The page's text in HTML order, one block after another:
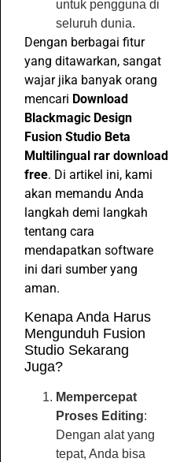
untuk pengguna di
seluruh dunia.
Dengan berbagai fitur
yang ditawarkan, sangat
wajar jika banyak orang
mencari Download
Blackmagic Design
Fusion Studio Beta
Multilingual rar download
free. Di artikel ini, kami
akan memandu Anda
langkah demi langkah
tentang cara
mendapatkan software
ini dari sumber yang
aman.
Kenapa Anda Harus
Mengunduh Fusion
Studio Sekarang
Juga?
Mempercepat
Proses Editing:
Dengan alat yang
tepat, Anda bisa